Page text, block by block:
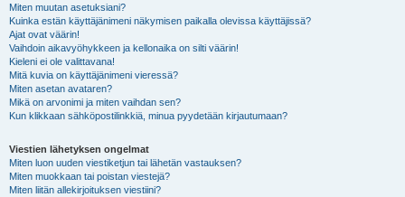
Miten muutan asetuksiani?
Kuinka estän käyttäjänimeni näkymisen paikalla olevissa käyttäjissä?
Ajat ovat väärin!
Vaihdoin aikavyöhykkeen ja kellonaika on silti väärin!
Kieleni ei ole valittavana!
Mitä kuvia on käyttäjänimeni vieressä?
Miten asetan avataren?
Mikä on arvonimi ja miten vaihdan sen?
Kun klikkaan sähköpostilinkkiä, minua pyydetään kirjautumaan?
Viestien lähetyksen ongelmat
Miten luon uuden viestiketjun tai lähetän vastauksen?
Miten muokkaan tai poistan viestejä?
Miten liitän allekirjoituksen viestiini?